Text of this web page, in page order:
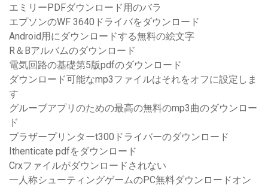
エミリーPDFダウンロード用のバラ
エプソンのWF 3640ドライバをダウンロード
Android用にダウンロードする無料の絵文字
R＆Bアルバムのダウンロード
電気回路の基礎第5版pdfのダウンロード
ダウンロード可能なmp3ファイルはそれをオフに設定しま
す
グルーブアプリのための最高の無料のmp3曲のダウンロー
ド
ブラザープリンターt300ドライバーのダウンロード
Ithenticate pdfをダウンロード
Crxファイルがダウンロードされない
一人称シューティングゲームのPC無料ダウンロードオン